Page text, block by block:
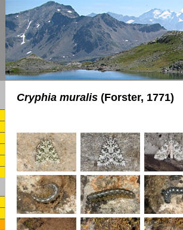
Cryphia muralis (Forster, 1771)